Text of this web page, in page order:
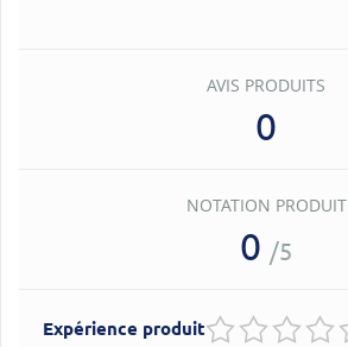
AVIS PRODUITS
0
NOTATION PRODUIT
0 /5
Expérience produit